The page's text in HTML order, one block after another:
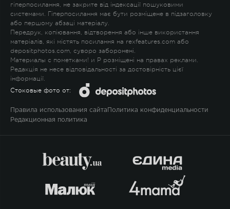
гіперпосилання, не закрите від індексації пошуковими
системами. Гіперпосилання має бути розміщене в підзаголовку
або першому абзаці матеріалу.
Передрук, копіювання, відтворення або інше використання
матеріалів, які містять посилання на rexfeatures.com або
depositphotos.com, суворо заборонені.
Материалы с пометками! и P розміщені на правах реклами.
Редакція не несе відповідальності за достовірність цієї
інформації.
Стоковые фото от:
Правила использования сайта Политика конфиденциальности
Редакционная политика